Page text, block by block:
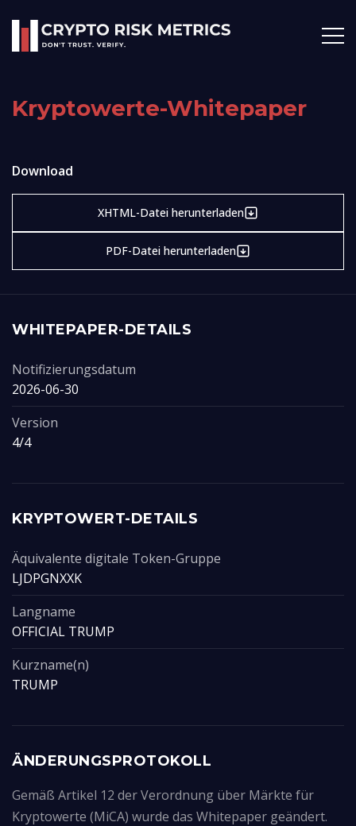
Kryptowerte-Whitepaper
Download
XHTML-Datei herunterladen
PDF-Datei herunterladen
WHITEPAPER-DETAILS
Notifizierungsdatum
2026-06-30
Version
4/4
KRYPTOWERT-DETAILS
Äquivalente digitale Token-Gruppe
LJDPGNXXK
Langname
OFFICIAL TRUMP
Kurzname(n)
TRUMP
ÄNDERUNGSPROTOKOLL
Gemäß Artikel 12 der Verordnung über Märkte für
Kryptowerte (MiCA) wurde das Whitepaper geändert.